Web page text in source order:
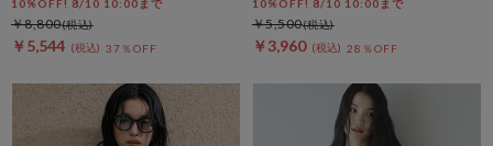
10%OFF! 8/10 10:00まで
￥5,544 37％OFF
￥8,800
10%OFF! 8/10 10:00まで
￥3,960 28％OFF
￥5,500